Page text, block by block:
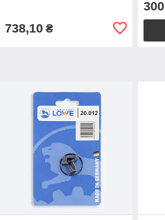
738,10₴
300